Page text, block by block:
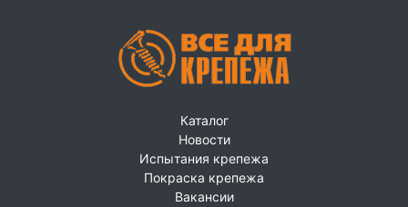
Каталог
Новости
Испытания крепежа
Покраска крепежа
Вакансии